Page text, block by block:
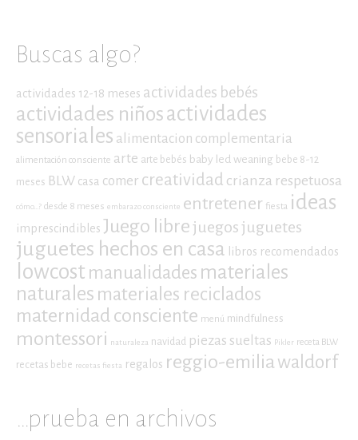
Buscas algo?
actividades 12-18 meses actividades bebés
actividades niñosactividades
sensoriales alimentacion complementaria
alimentación consciente arte arte bebés baby led weaning bebe 8-12
meses BLW casa comer creatividad crianza respetuosa
cómo...? desde 8 meses embarazo consciente entretener fiesta ideas
imprescindibles Juego librejuegosjuguetes
juguetes hechos en casa libros recomendados
lowcost manualidades materiales
naturales materiales reciclados
maternidad consciente menú mindfulness
montessori naturaleza navidad piezas sueltas Pikler receta BLW
recetas bebe recetas fiesta regalos reggio-emilia waldorf
…prueba en archivos